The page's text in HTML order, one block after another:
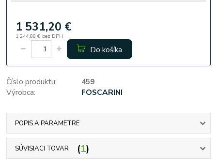
1 531,20 €
1 244,88 € bez DPH
Do košíka
Číslo produktu:
459
Výrobca:
FOSCARINI
POPIS A PARAMETRE
SÚVISIACI TOVAR 1